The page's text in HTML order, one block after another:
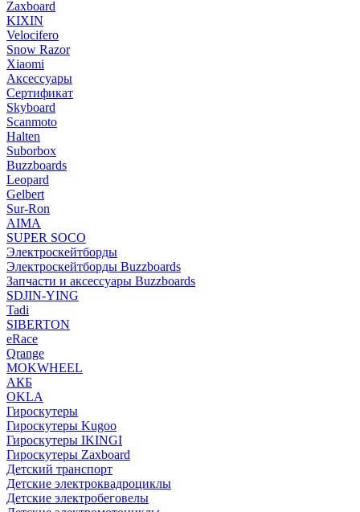
Zaxboard
KIXIN
Velocifero
Snow Razor
Xiaomi
Аксессуары
Сертификат
Skyboard
Scanmoto
Halten
Suborbox
Buzzboards
Leopard
Gelbert
Sur-Ron
AIMA
SUPER SOCO
Электроскейтборды
Электроскейтборды Buzzboards
Запчасти и аксессуары Buzzboards
SDJIN-YING
Tadi
SIBERTON
eRace
Qrange
MOKWHEEL
АКБ
OKLA
Гироскутеры
Гироскутеры Kugoo
Гироскутеры IKINGI
Гироскутеры Zaxboard
Детский транспорт
Детские электроквадроциклы
Детские электробеговелы